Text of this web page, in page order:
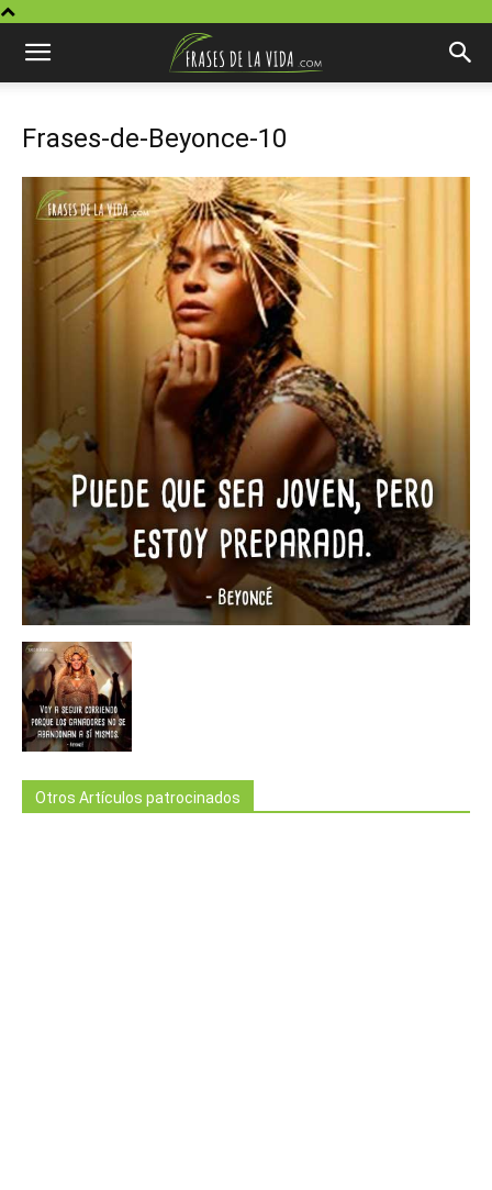
Frases-de-Beyonce-10
Otros Artículos patrocinados